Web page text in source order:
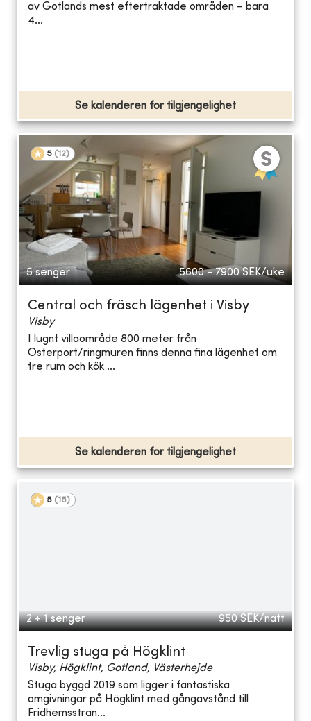
av Gotlands mest eftertraktade områden – bara
4...
Se kalenderen for tilgjengelighet
5 (12)
5 senger 5600 - 7900 SEK/uke
Central och fräsch lägenhet i Visby
Visby
I lugnt villaområde 800 meter från
Österport/ringmuren finns denna fina lägenhet om
tre rum och kök ...
Se kalenderen for tilgjengelighet
5 (15)
2 + 1 senger 950 SEK/natt
Trevlig stuga på Högklint
Visby, Högklint, Gotland, Västerhejde
Stuga byggd 2019 som ligger i fantastiska
omgivningar på Högklint med gångavstånd till
Fridhemsstran...